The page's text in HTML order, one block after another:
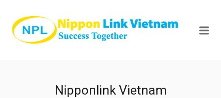
Nipponlink Vietnam